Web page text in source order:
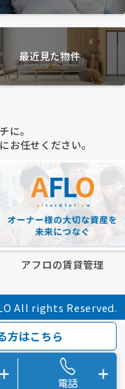
最近見た物件
に。
お任せください。
アフロの賃貸管理
All rights Reserved.
方はこちら
電話